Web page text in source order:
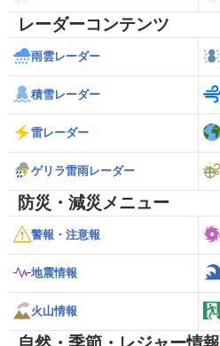
レーダーコンテンツ
雨雲レーダー
積雪レーダー
雷レーダー
ゲリラ雷雨レーダー
防災・減災メニュー
警報・注意報
地震情報
火山情報